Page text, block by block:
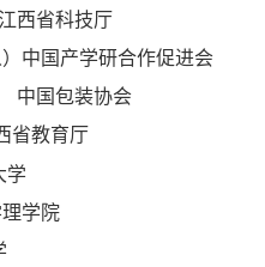
西省科技厅
中国产学研合作促进会
中国包装协会
教育厅
学院